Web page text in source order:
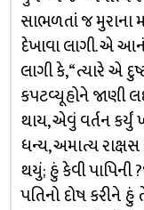
સાભળતાં જ મુરાના
દેખાવા લાગી. એ
લાગી કે, “ત્યારે એ
ક૫ટવ્યૂહોને જાણી
થાય, એવું વર્તન
ધન્ય, અમાત્ય
થયું; હું કેવી પાપિની
પતિનો દોષ કરીને